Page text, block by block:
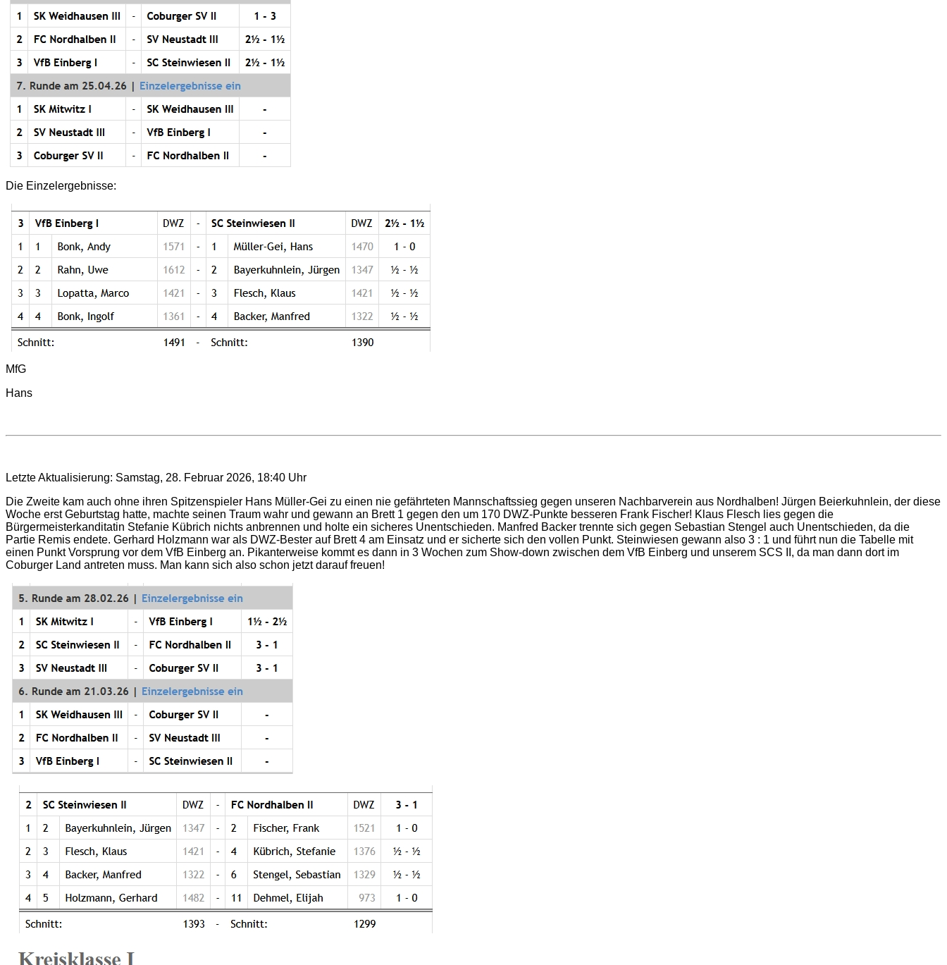
Die Einzelergebnisse:
MfG
Hans
Letzte Aktualisierung: Samstag, 28. Februar 2026, 18:40 Uhr
Die Zweite kam auch ohne ihren Spitzenspieler Hans Müller-Gei zu einen nie gefährteten Mannschaftssieg gegen unseren Nachbarverein aus Nordhalben! Jürgen Beierkuhnlein, der diese
Woche erst Geburtstag hatte, machte seinen Traum wahr und gewann an Brett 1 gegen den um 170 DWZ-Punkte besseren Frank Fischer! Klaus Flesch lies gegen die
Bürgermeisterkanditatin Stefanie Kübrich nichts anbrennen und holte ein sicheres Unentschieden. Manfred Backer trennte sich gegen Sebastian Stengel auch Unentschieden, da die
Partie Remis endete. Gerhard Holzmann war als DWZ-Bester auf Brett 4 am Einsatz und er sicherte sich den vollen Punkt. Steinwiesen gewann also 3 : 1 und führt nun die Tabelle mit
einen Punkt Vorsprung vor dem VfB Einberg an. Pikanterweise kommt es dann in 3 Wochen zum Show-down zwischen dem VfB Einberg und unserem SCS II, da man dann dort im
Coburger Land antreten muss. Man kann sich also schon jetzt darauf freuen!